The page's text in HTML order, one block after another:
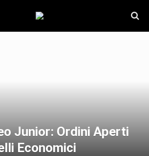
Junior: Ordini Aperti
Economici